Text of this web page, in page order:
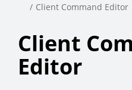
Client Command Editor
Client
Editor